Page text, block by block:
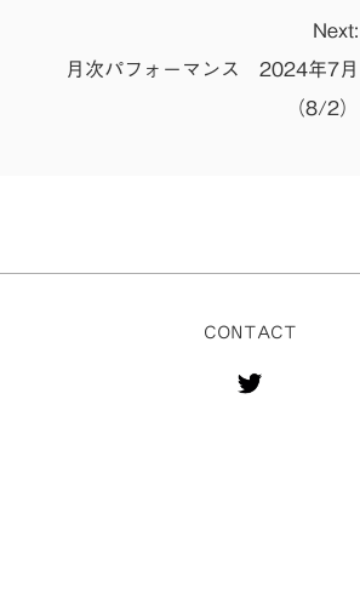
Next:
月次パフォーマンス 2024年7月
（8/2）
CONTACT